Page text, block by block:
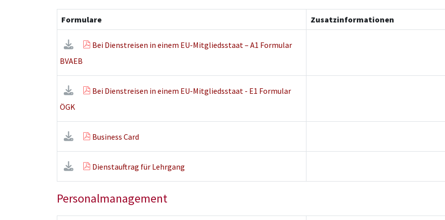
Formulare Zusatzinformationen
Bei Dienstreisen in einem EU-Mitgliedsstaat – A1 Formular
BVAEB
Bei Dienstreisen in einem EU-Mitgliedsstaat - E1 Formular
ÖGK
Business Card
Dienstauftrag für Lehrgang
Personalmanagement